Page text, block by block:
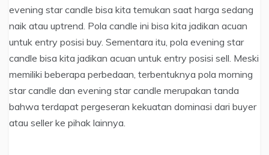
evening star candle bisa kita temukan saat harga sedang
naik atau uptrend. Pola candle ini bisa kita jadikan acuan
untuk entry posisi buy. Sementara itu, pola evening star
candle bisa kita jadikan acuan untuk entry posisi sell. Meski
memiliki beberapa perbedaan, terbentuknya pola morning
star candle dan evening star candle merupakan tanda
bahwa terdapat pergeseran kekuatan dominasi dari buyer
atau seller ke pihak lainnya.